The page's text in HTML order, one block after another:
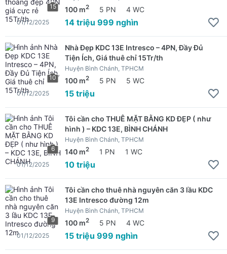
15 100 m2 5 PN 4 WC
14 triệu 999 nghìn
01/12/2025
10
Nhà Đẹp KDC 13E Intresco – 4PN, Đầy Đủ
Tiện Ích, Giá thuê chỉ 15Tr/th
Huyện Bình Chánh, TPHCM
100 m2 5 PN 5 WC
15 triệu
01/12/2025
6
Tôi cần cho THUÊ MẶT BẰNG KD ĐẸP ( như
hình ) – KDC 13E, BÌNH CHÁNH
Huyện Bình Chánh, TPHCM
140 m2 1 PN 1 WC
10 triệu
01/12/2025
9
Tôi cần cho thuê nhà nguyên căn 3 lầu KDC
13E Intresco đường 12m
Huyện Bình Chánh, TPHCM
100 m2 5 PN 4 WC
15 triệu 999 nghìn
01/12/2025